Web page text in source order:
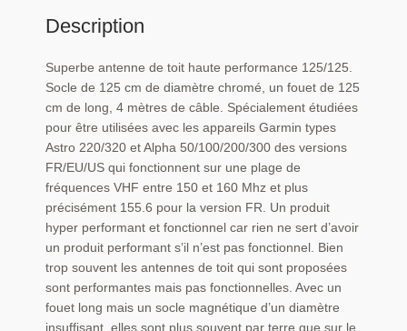
Description
Superbe antenne de toit haute performance 125/125.
Socle de 125 cm de diamètre chromé, un fouet de 125
cm de long, 4 mètres de câble. Spécialement étudiées
pour être utilisées avec les appareils Garmin types
Astro 220/320 et Alpha 50/100/200/300 des versions
FR/EU/US qui fonctionnent sur une plage de
fréquences VHF entre 150 et 160 Mhz et plus
précisément 155.6 pour la version FR. Un produit
hyper performant et fonctionnel car rien ne sert d’avoir
un produit performant s’il n’est pas fonctionnel. Bien
trop souvent les antennes de toit qui sont proposées
sont performantes mais pas fonctionnelles. Avec un
fouet long mais un socle magnétique d’un diamètre
insuffisant, elles sont plus souvent par terre que sur le